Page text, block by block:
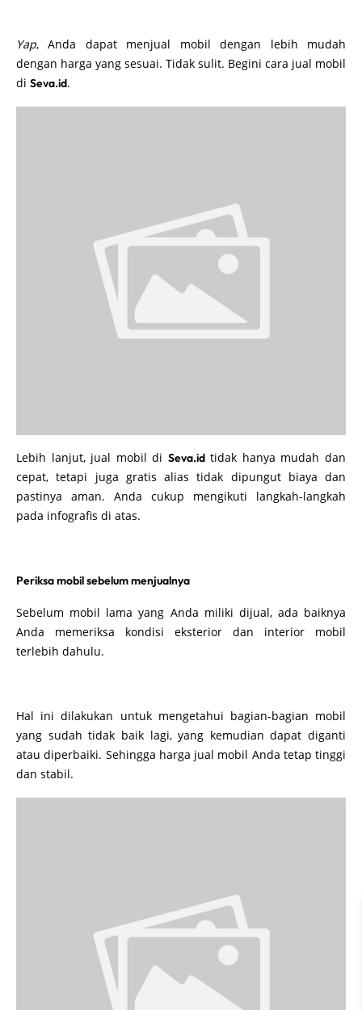
Yap, Anda dapat menjual mobil dengan lebih mudah
dengan harga yang sesuai. Tidak sulit. Begini cara jual mobil
di Seva.id.
Lebih lanjut, jual mobil di Seva.idtidak hanya mudah dan
cepat, tetapi juga gratis alias tidak dipungut biaya dan
pastinya aman. Anda cukup mengikuti langkah-langkah
pada infografis di atas.
Periksa mobil sebelum menjualnya
Sebelum mobil lama yang Anda miliki dijual, ada baiknya
Anda memeriksa kondisi eksterior dan interior mobil
terlebih dahulu.
Hal ini dilakukan untuk mengetahui bagian-bagian mobil
yang sudah tidak baik lagi, yang kemudian dapat diganti
atau diperbaiki. Sehingga harga jual mobil Anda tetap tinggi
dan stabil.